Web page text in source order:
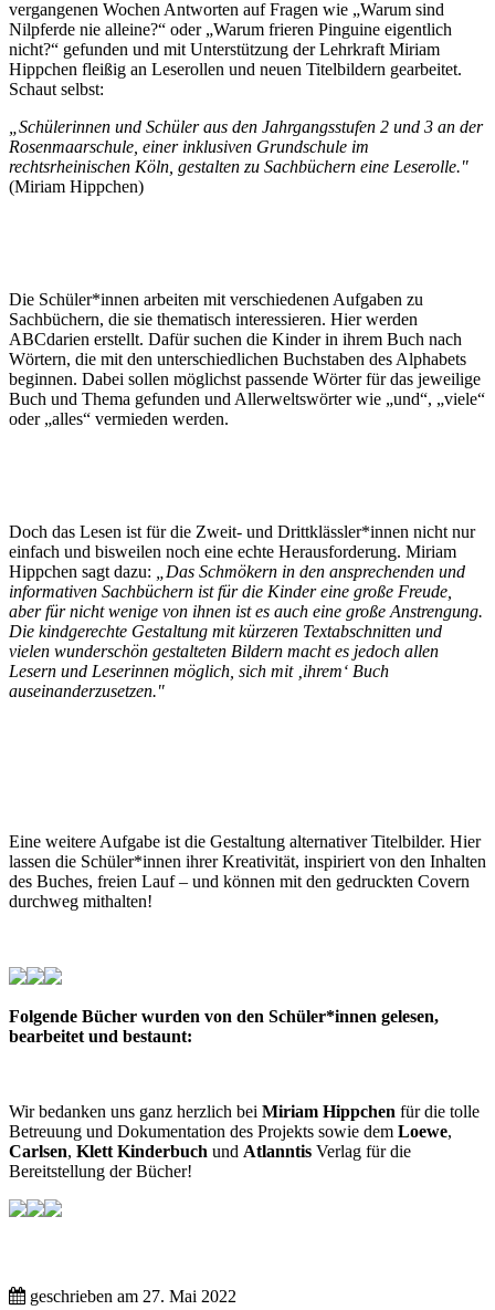
vergangenen Wochen Antworten auf Fragen wie „Warum sind
Nilpferde nie alleine?“ oder „Warum frieren Pinguine eigentlich
nicht?“ gefunden und mit Unterstützung der Lehrkraft Miriam
Hippchen fleißig an Leserollen und neuen Titelbildern gearbeitet.
Schaut selbst:
„Schülerinnen und Schüler aus den Jahrgangsstufen 2 und 3 an der
Rosenmaarschule, einer inklusiven Grundschule im
rechtsrheinischen Köln, gestalten zu Sachbüchern eine Leserolle."
(Miriam Hippchen)
Die Schüler*innen arbeiten mit verschiedenen Aufgaben zu
Sachbüchern, die sie thematisch interessieren. Hier werden
ABCdarien erstellt. Dafür suchen die Kinder in ihrem Buch nach
Wörtern, die mit den unterschiedlichen Buchstaben des Alphabets
beginnen. Dabei sollen möglichst passende Wörter für das jeweilige
Buch und Thema gefunden und Allerweltswörter wie „und“, „viele“
oder „alles“ vermieden werden.
Doch das Lesen ist für die Zweit- und Drittklässler*innen nicht nur
einfach und bisweilen noch eine echte Herausforderung. Miriam
Hippchen sagt dazu:
„Das Schmökern in den ansprechenden und
informativen Sachbüchern ist für die Kinder eine große Freude,
aber für nicht wenige von ihnen ist es auch eine große Anstrengung.
Die kindgerechte Gestaltung mit kürzeren Textabschnitten und
vielen wunderschön gestalteten Bildern macht es jedoch allen
Lesern und Leserinnen möglich, sich mit ‚ihrem‘ Buch
auseinanderzusetzen."
Eine weitere Aufgabe ist die Gestaltung alternativer Titelbilder. Hier
lassen die Schüler*innen ihrer Kreativität, inspiriert von den Inhalten
des Buches, freien Lauf – und können mit den gedruckten Covern
durchweg mithalten!
Folgende Bücher wurden von den Schüler*innen gelesen,
bearbeitet und bestaunt:
Wir bedanken uns ganz herzlich bei Miriam Hippchen für die tolle
Betreuung und Dokumentation des Projekts sowie dem Loewe,
Carlsen, Klett Kinderbuch und Atlanntis Verlag für die
Bereitstellung der Bücher!
geschrieben am 27. Mai 2022